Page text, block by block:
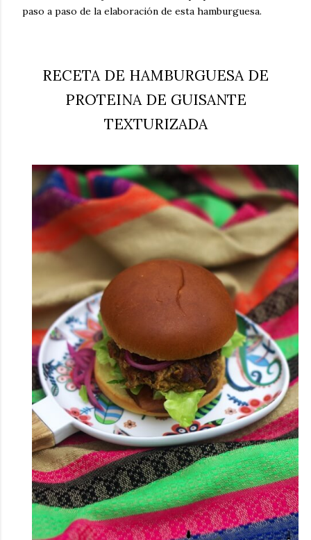
paso a paso de la elaboración de esta hamburguesa.
RECETA DE HAMBURGUESA DE
PROTEINA DE GUISANTE
TEXTURIZADA